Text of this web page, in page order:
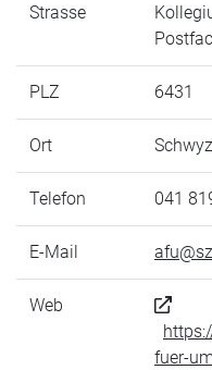
Strasse
PLZ 6431
Ort Schwyz
Telefon 041
E-Mail
Web
fuer-